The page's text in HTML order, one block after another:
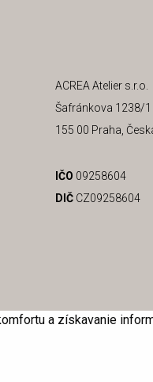
ACREA Atelier s.r.o.
Šafránkova 1238/1
155 00 Praha,
IČO 09258604
DIČ CZ09258604
a získavanie